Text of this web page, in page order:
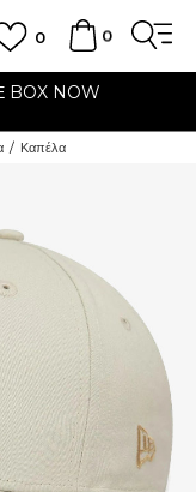
0
0
NOW
Καπέλα